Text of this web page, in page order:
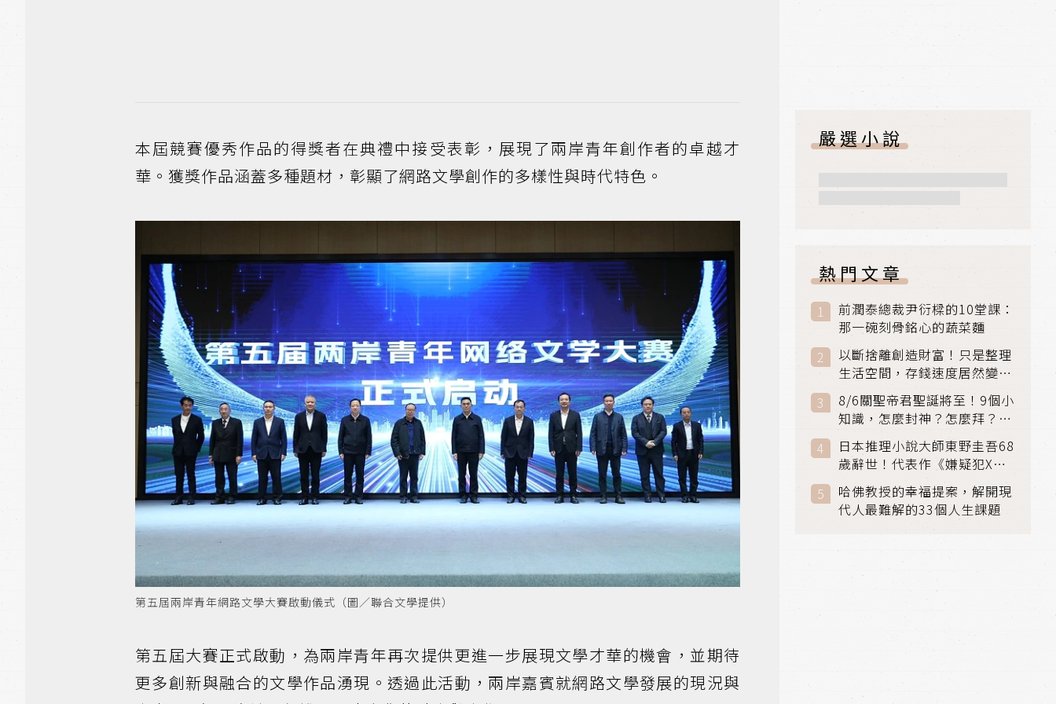
本屆競賽優秀作品的得獎者在典禮中接受表彰，展現了兩岸青年創作者的卓越才
華。獲獎作品涵蓋多種題材，彰顯了網路文學創作的多樣性與時代特色。
第五屆兩岸青年網路文學大賽啟動儀式（圖／聯合文學提供）
第五屆大賽正式啟動，為兩岸青年再次提供更進一步展現文學才華的機會，並期待
更多創新與融合的文學作品湧現。透過此活動，兩岸嘉賓就網路文學發展的現況與
嚴選小說
熱門文章
前潤泰總裁尹衍樑的10堂課：
那一碗刻骨銘心的蔬菜麵
以斷捨離創造財富！只是整理
生活空間，存錢速度居然變快
了
8/6關聖帝君聖誕將至！9個小
知識，怎麼封神？怎麼拜？該
拜哪個關帝？
日本推理小說大師東野圭吾68
歲辭世！代表作《嫌疑犯X的
獻身》《解憂雜貨店》獲獎無
數
哈佛教授的幸福提案，解開現
代人最難解的33個人生課題